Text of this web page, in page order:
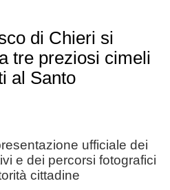
di Chieri si
tre preziosi cimeli
al Santo
ufficiale dei
e dei percorsi fotografici
cittadine